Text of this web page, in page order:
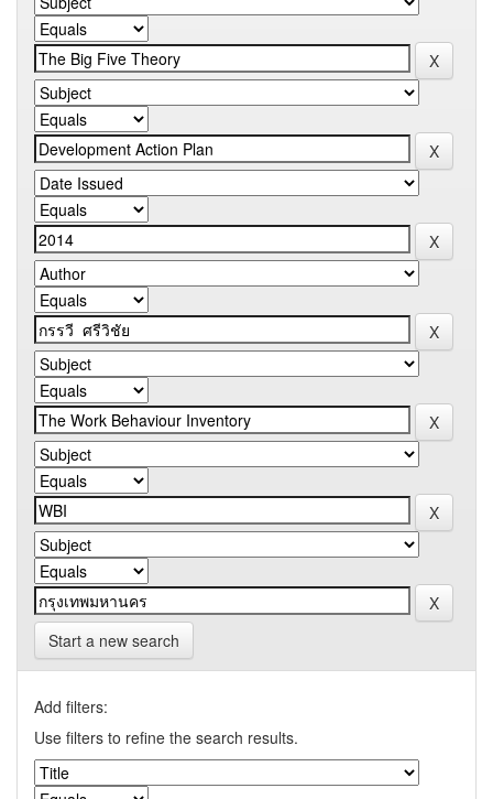
Start a new search
Add filters:
Use filters to refine the search results.